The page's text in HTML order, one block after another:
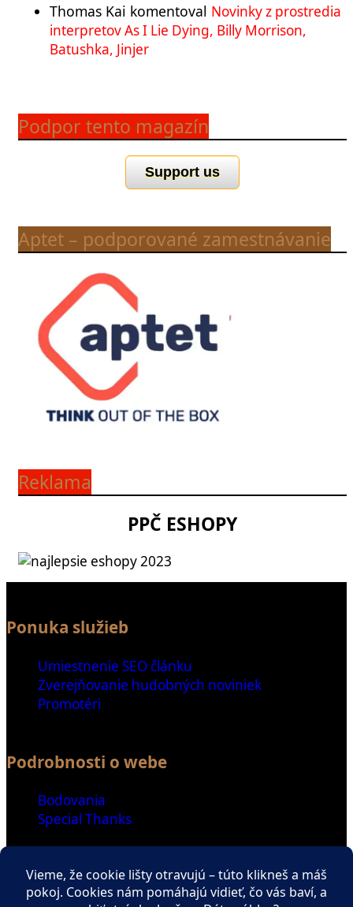
Thomas Kai komentoval Novinky z prostredia
interpretov As I Lie Dying, Billy Morrison,
Batushka, Jinjer
Podpor tento magazín
Support us
Aptet – podporované zamestnávanie
Reklama
PPČ ESHOPY
Ponuka služieb
Umiestnenie SEO článku
Zverejňovanie hudobných noviniek
Promotéri
Podrobnosti o webe
Bodovania
Special Thanks
Ďalšie odkazy